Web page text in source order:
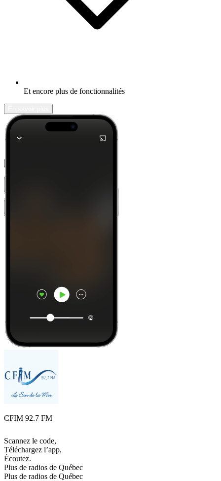
Et encore plus de fonctionnalités
CFIM 92.7 FM
Scannez le code,
Téléchargez l’app,
Écoutez.
Plus de radios de Québec
Plus de radios de Québec